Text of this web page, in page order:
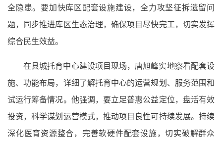
全隐患。要加快库区配套设施建设，全力攻坚征拆遗留问
题，同步推进库区生态治理，确保项目尽快完工，切实发挥
综合民生效益。
在县城托育中心建设项目现场，唐旭峰实地察看配套设
施、功能布局，详细了解托育中心的运营规划、服务范围和
试运行筹备情况。他强调，要立足普惠公益定位，盘活有效
投资，科学谋划运营模式，推动项目良性可持续发展。持续
深化医育资源整合，完善软硬件配套设施，切实破解群众